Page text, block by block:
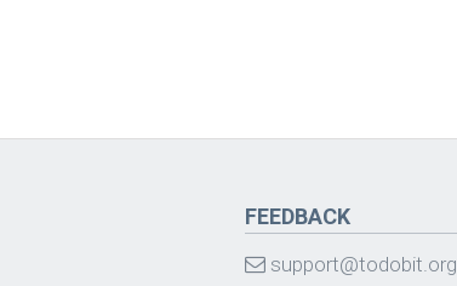
FEEDBACK
support@todobit.org